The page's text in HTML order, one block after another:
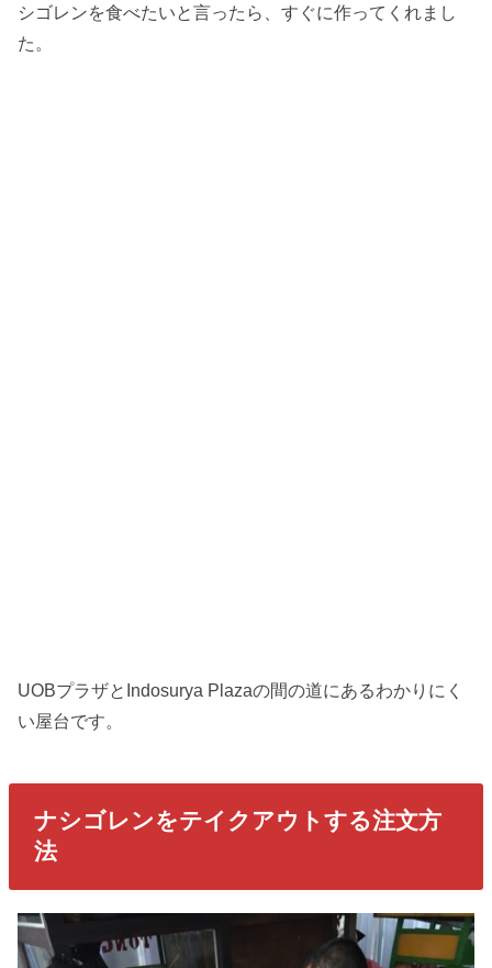
シゴレンを食べたいと言ったら、すぐに作ってくれまし
た。
UOBプラザとIndosurya Plazaの間の道にあるわかりにく
い屋台です。
ナシゴレンをテイクアウトする注文方
法